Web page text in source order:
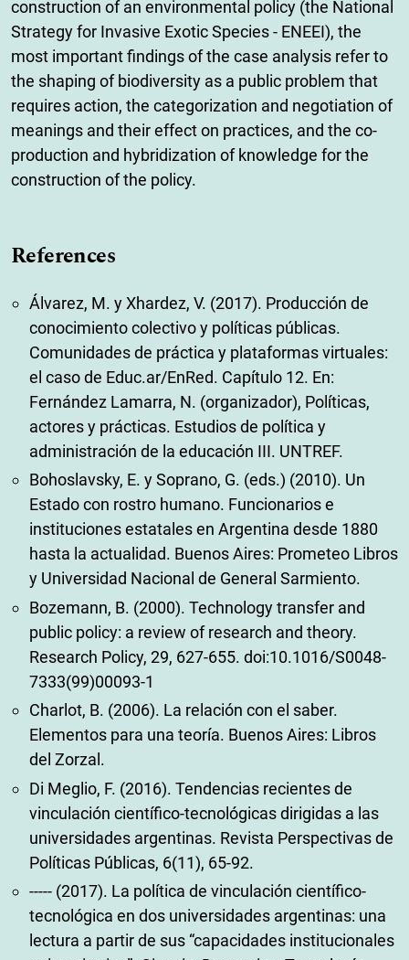
construction of an environmental policy (the National
Strategy for Invasive Exotic Species - ENEEI), the
most important findings of the case analysis refer to
the shaping of biodiversity as a public problem that
requires action, the categorization and negotiation of
meanings and their effect on practices, and the co-
production and hybridization of knowledge for the
construction of the policy.
References
Álvarez, M. y Xhardez, V. (2017). Producción de
conocimiento colectivo y políticas públicas.
Comunidades de práctica y plataformas virtuales:
el caso de Educ.ar/EnRed. Capítulo 12. En:
Fernández Lamarra, N. (organizador), Políticas,
actores y prácticas. Estudios de política y
administración de la educación III. UNTREF.
Bohoslavsky, E. y Soprano, G. (eds.) (2010). Un
Estado con rostro humano. Funcionarios e
instituciones estatales en Argentina desde 1880
hasta la actualidad. Buenos Aires: Prometeo Libros
y Universidad Nacional de General Sarmiento.
Bozemann, B. (2000). Technology transfer and
public policy: a review of research and theory.
Research Policy, 29, 627-655. doi:10.1016/S0048-
7333(99)00093-1
Charlot, B. (2006). La relación con el saber.
Elementos para una teoría. Buenos Aires: Libros
del Zorzal.
Di Meglio, F. (2016). Tendencias recientes de
vinculación científico-tecnológicas dirigidas a las
universidades argentinas. Revista Perspectivas de
Políticas Públicas, 6(11), 65-92.
----- (2017). La política de vinculación científico-
tecnológica en dos universidades argentinas: una
lectura a partir de sus “capacidades institucionales